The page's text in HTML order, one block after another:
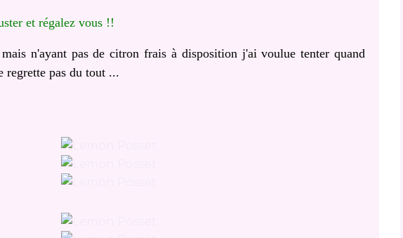
et régalez vous !!
mais n'ayant pas de citron frais à disposition j'ai voulue tenter quand
regrette pas du tout ...